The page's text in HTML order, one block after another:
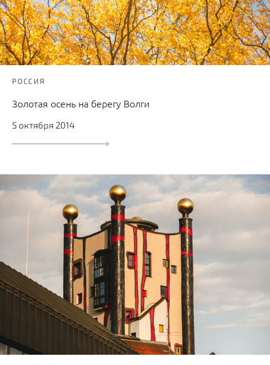
РОССИЯ
Золотая осень на берегу Волги
5 октября 2014